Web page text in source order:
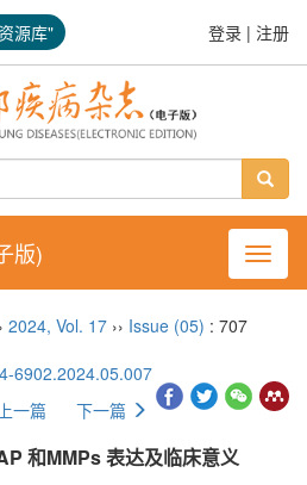
源库" 登录 | 注册
导航
版)
2024, Vol. 17 ›› Issue (05) : 707
6902.2024.05.007
上一篇 下一篇
和MMPs 表达及临床意义